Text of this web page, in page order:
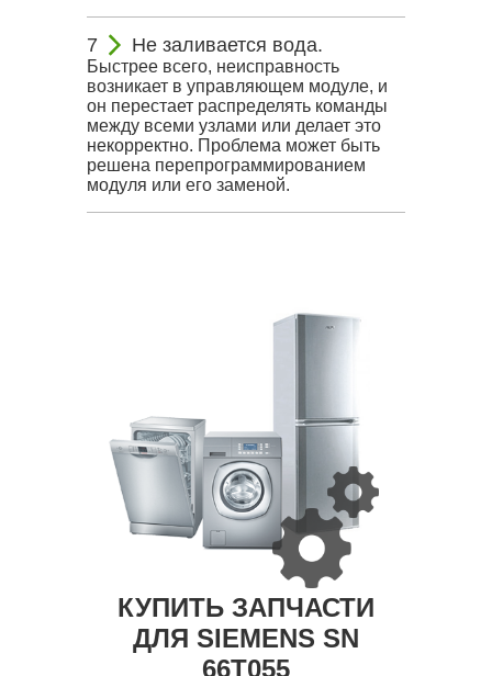
Не заливается вода.
Быстрее всего, неисправность
возникает в управляющем модуле, и
он перестает распределять команды
между всеми узлами или делает это
некорректно. Проблема может быть
решена перепрограммированием
модуля или его заменой.
КУПИТЬ ЗАПЧАСТИ
ДЛЯ SIEMENS SN
66T055